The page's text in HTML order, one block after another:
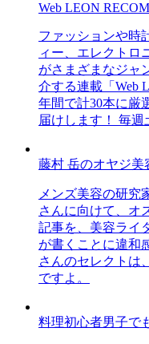
Web LEON
ファッションや時
ィー、エレクトロ
がさまざまなジャ
介する連載「Web
年間で計30本に厳
届けします！ 毎週
藤村 岳のオヤジ美
メンズ美容の研究
さんに向けて、オ
記事を、美容ライ
が書くことに違和
さんのセレクトは
ですよ。
料理初心者男子で